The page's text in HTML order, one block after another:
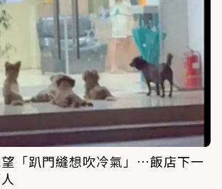
「趴門縫想吹冷氣」…飯店下一